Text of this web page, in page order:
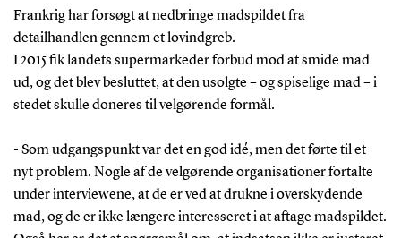
Frankrig har forsøgt at nedbringe madspildet fra
detailhandlen gennem et lovindgreb.
I 2015 fik landets supermarkeder forbud mod at smide mad
ud, og det blev besluttet, at den usolgte – og spiselige mad – i
stedet skulle doneres til velgørende formål.
- Som udgangspunkt var det en god idé, men det førte til et
nyt problem. Nogle af de velgørende organisationer fortalte
under interviewene, at de er ved at drukne i overskydende
mad, og de er ikke længere interesseret i at aftage madspildet.